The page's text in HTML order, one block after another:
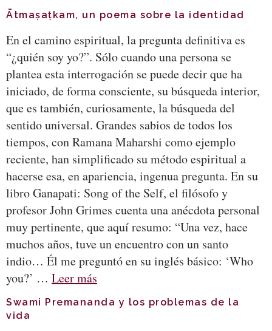
Ātmaṣaṭkam, un poema sobre la identidad
En el camino espiritual, la pregunta definitiva es
“¿quién soy yo?”. Sólo cuando una persona se
plantea esta interrogación se puede decir que ha
iniciado, de forma consciente, su búsqueda interior,
que es también, curiosamente, la búsqueda del
sentido universal. Grandes sabios de todos los
tiempos, con Ramana Maharshi como ejemplo
reciente, han simplificado su método espiritual a
hacerse esa, en apariencia, ingenua pregunta. En su
libro Ganapati: Song of the Self, el filósofo y
profesor John Grimes cuenta una anécdota personal
muy pertinente, que aquí resumo: “Una vez, hace
muchos años, tuve un encuentro con un santo
indio… Él me preguntó en su inglés básico: ‘Who
you?’ … Leer más
Swami Premananda y los problemas de la
vida